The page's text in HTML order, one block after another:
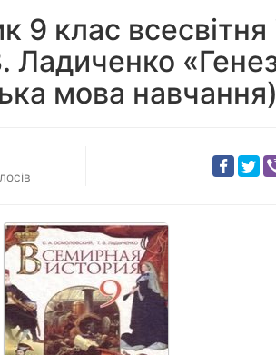
9 клас всесвітня
мова навчання)